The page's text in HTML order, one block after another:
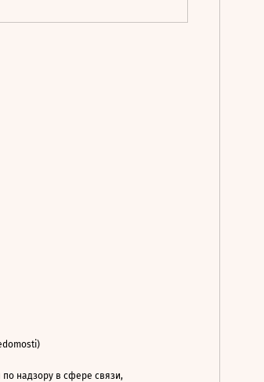
надзору в сфере связи,